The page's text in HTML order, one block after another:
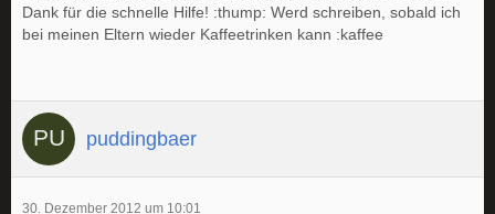
Dank für die schnelle Hilfe! :thump: Werd schreiben, sobald ich
bei meinen Eltern wieder Kaffeetrinken kann :kaffee
puddingbaer
30. Dezember 2012 um 10:01